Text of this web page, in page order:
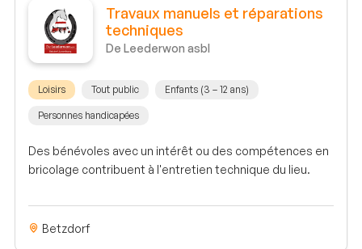
Travaux manuels et réparations
techniques
De Leederwon asbl
Loisirs Tout public Enfants (3 – 12 ans)
Personnes handicapées
Des bénévoles avec un intérêt ou des compétences en
bricolage contribuent à l'entretien technique du lieu.
Betzdorf